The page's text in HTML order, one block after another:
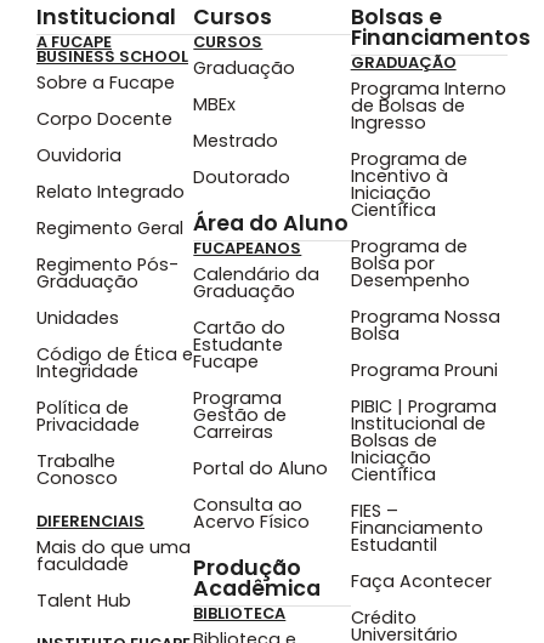
Institucional
A FUCAPE
BUSINESS SCHOOL
Sobre a Fucape
Corpo Docente
Ouvidoria
Relato Integrado
Regimento Geral
Regimento Pós-
Graduação
Unidades
Código de Ética e
Integridade
Política de
Privacidade
Trabalhe
Conosco
DIFERENCIAIS
Mais do que uma
faculdade
Talent Hub
Cursos
CURSOS
Graduação
MBEx
Mestrado
Doutorado
Área do Aluno
FUCAPEANOS
Calendário da
Graduação
Cartão do
Estudante
Fucape
Programa
Gestão de
Carreiras
Portal do Aluno
Consulta ao
Acervo Físico
Produção
Acadêmica
BIBLIOTECA
Bolsas e
Financiamentos
GRADUAÇÃO
Programa Interno
de Bolsas de
Ingresso
Programa de
Incentivo à
Iniciação
Científica
Programa de
Bolsa por
Desempenho
Programa Nossa
Bolsa
Programa Prouni
PIBIC | Programa
Institucional de
Bolsas de
Iniciação
Científica
FIES –
Financiamento
Estudantil
Faça Acontecer
Crédito
Universitário